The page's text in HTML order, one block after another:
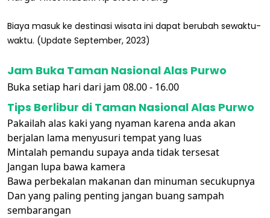
Biaya masuk ke destinasi wisata ini dapat berubah sewaktu-
waktu. (Update September, 2023)
Jam Buka Taman Nasional Alas Purwo
Buka setiap hari dari jam 08.00 - 16.00
Tips Berlibur di Taman Nasional Alas Purwo
Pakailah alas kaki yang nyaman karena anda akan
berjalan lama menyusuri tempat yang luas
Mintalah pemandu supaya anda tidak tersesat
Jangan lupa bawa kamera
Bawa perbekalan makanan dan minuman secukupnya
Dan yang paling penting jangan buang sampah
sembarangan